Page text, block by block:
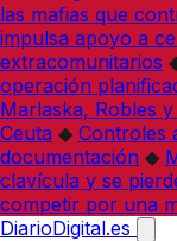
las mafias que
impulsa apoyo a
extracomunitarios
operación
Marlaska, Robles
Ceuta ◆ Controles
documentación ◆
clavícula y se
competir por una
DiarioDigital.es